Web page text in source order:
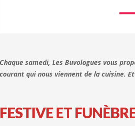
Chaque samedi, Les Buvologues vous
courant qui nous viennent de la cuisine.
FESTIVE ET